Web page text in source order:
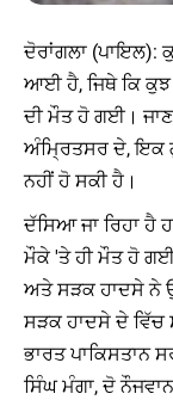
ਦੋਰਾਂਗਲਾ (ਪਾਇਲ):
ਆਈ ਹੈ, ਜਿਥੇ ਕਿ ਕੁਝ
ਦੀ ਮੌਤ ਹੋ ਗਈ।
ਅੰਮ੍ਰਿਤਸਰ ਦੇ, ਇਕ
ਨਹੀਂ ਹੋ ਸਕੀ ਹੈ।
ਦੱਸਿਆ ਜਾ ਰਿਹਾ ਹੈ
ਮੌਕੇ 'ਤੇ ਹੀ ਮੌਤ ਹੋ
ਅਤੇ ਸੜਕ ਹਾਦਸੇ ਨੇ
ਸੜਕ ਹਾਦਸੇ ਦੇ ਵਿੱਚ
ਭਾਰਤ ਪਾਕਿਸਤਾਨ
ਸਿੰਘ ਮੰਗਾ, ਦੋ